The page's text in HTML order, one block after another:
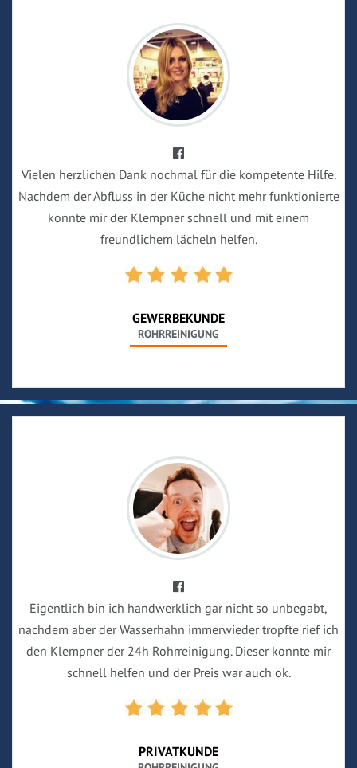
Vielen herzlichen Dank nochmal für die kompetente Hilfe.
Nachdem der Abfluss in der Küche nicht mehr funktionierte
konnte mir der Klempner schnell und mit einem
freundlichem lächeln helfen.
GEWERBEKUNDE
ROHRREINIGUNG
Eigentlich bin ich handwerklich gar nicht so unbegabt,
nachdem aber der Wasserhahn immerwieder tropfte rief ich
den Klempner der 24h Rohrreinigung. Dieser konnte mir
schnell helfen und der Preis war auch ok.
PRIVATKUNDE